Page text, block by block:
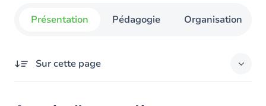
Présentation Pédagogie Organisation
Sur cette page